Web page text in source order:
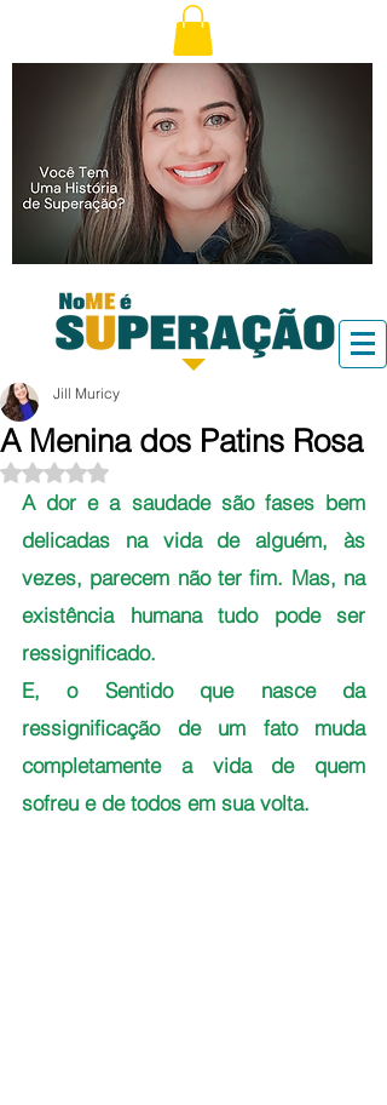
A Menina dos Patins Rosa
Jill Muricy
Avaliado com NaN de 5 estrelas.
A dor e a saudade são fases bem
delicadas na vida de alguém, às
vezes, parecem não ter fim. Mas, na
existência humana tudo pode ser
ressignificado.
E, o Sentido que nasce da
ressignificação de um fato muda
completamente a vida de quem
sofreu e de todos em sua volta.